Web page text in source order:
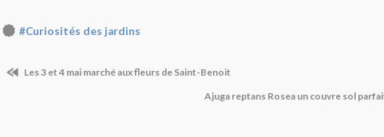
#Curiosités des jardins
Les 3 et 4 mai marché aux fleurs de Saint-Benoit
Ajuga reptans Rosea un couvre sol